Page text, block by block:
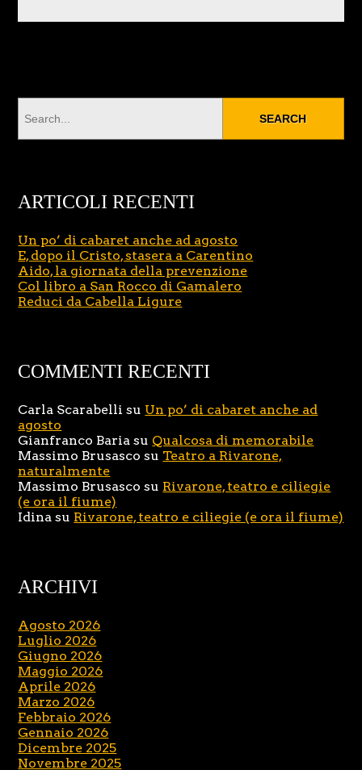
ARTICOLI RECENTI
Un po’ di cabaret anche ad agosto
E, dopo il Cristo, stasera a Carentino
Aido, la giornata della prevenzione
Col libro a San Rocco di Gamalero
Reduci da Cabella Ligure
COMMENTI RECENTI
Carla Scarabelli su Un po’ di cabaret anche ad
agosto
Gianfranco Baria su Qualcosa di memorabile
Massimo Brusasco su Teatro a Rivarone,
naturalmente
Massimo Brusasco su Rivarone, teatro e ciliegie
(e ora il fiume)
Idina su Rivarone, teatro e ciliegie (e ora il fiume)
ARCHIVI
Agosto 2026
Luglio 2026
Giugno 2026
Maggio 2026
Aprile 2026
Marzo 2026
Febbraio 2026
Gennaio 2026
Dicembre 2025
Novembre 2025